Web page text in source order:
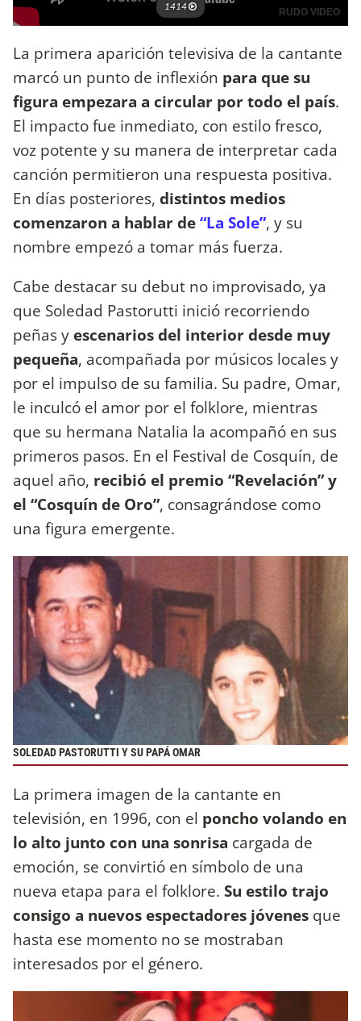
La primera aparición televisiva de la cantante
marcó un punto de inflexión para que su
figura empezara a circular por todo el país.
El impacto fue inmediato, con estilo fresco,
voz potente y su manera de interpretar cada
canción permitieron una respuesta positiva.
En días posteriores, distintos medios
comenzaron a hablar de“La Sole”, y su
nombre empezó a tomar más fuerza.
Cabe destacar su debut no improvisado, ya
que Soledad Pastorutti inició recorriendo
peñas y escenarios del interior desde muy
pequeña, acompañada por músicos locales y
por el impulso de su familia. Su padre, Omar,
le inculcó el amor por el folklore, mientras
que su hermana Natalia la acompañó en sus
primeros pasos. En el Festival de Cosquín, de
aquel año, recibió el premio “Revelación” y
el “Cosquín de Oro”, consagrándose como
una figura emergente.
SOLEDAD PASTORUTTI Y SU PAPÁ OMAR
La primera imagen de la cantante en
televisión, en 1996, con el poncho volando en
lo alto junto con una sonrisa cargada de
emoción, se convirtió en símbolo de una
nueva etapa para el folklore. Su estilo trajo
consigo a nuevos espectadores jóvenes que
hasta ese momento no se mostraban
interesados por el género.